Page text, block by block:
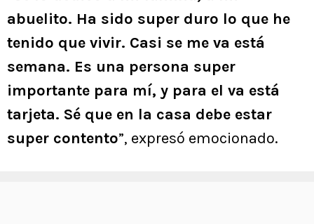
abuelito. Ha sido super duro lo que he
tenido que vivir. Casi se me va está
semana. Es una persona super
importante para mí, y para el va está
tarjeta. Sé que en la casa debe estar
super contento”, expresó emocionado.